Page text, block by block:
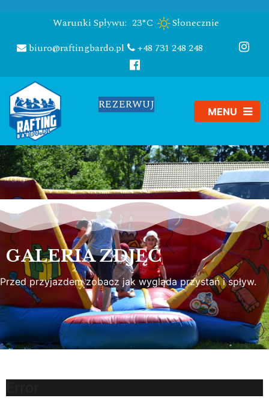
Warunki Spływu: 23°C
Słonecznie
biuro@raftingbardo.pl
+48 731 248 248
REZERWUJ
GALERIA ZDJĘĆ
Przed przyjazdem zobacz jak wygląda przystań i spływ.